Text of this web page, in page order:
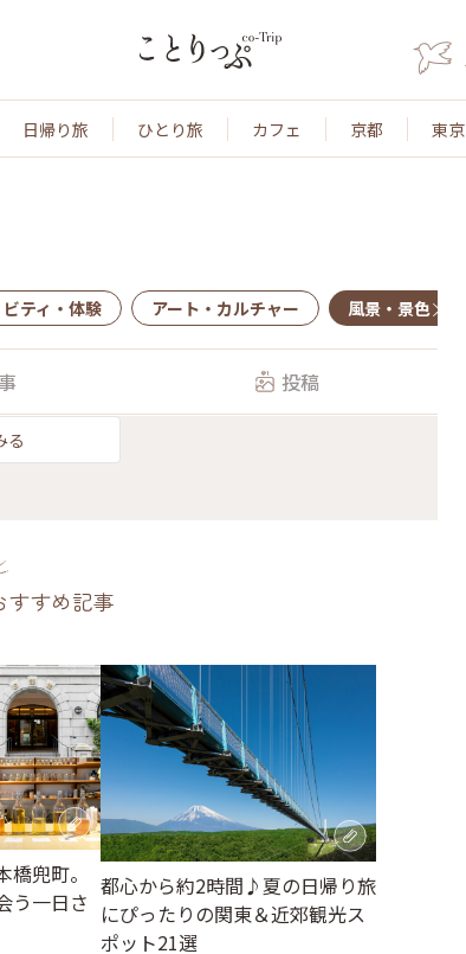
日帰り旅 ひとり旅 カフェ 京都 東京
ビティ・体験 アート・カルチャー 風景・景色
投稿
る
すすめ記事
兜町。
う一日さ
都心から約2時間♪夏の日帰り旅
にぴったりの関東＆近郊観光ス
ポット21選